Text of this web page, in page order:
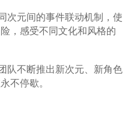
次元间的事件联动机制，使
，感受不同文化和风格的
队不断推出新次元、新角色
不停歇。